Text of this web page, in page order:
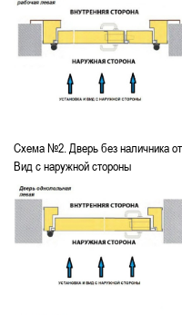
Схема №2. Дверь без наличника
Вид с наружной стороны